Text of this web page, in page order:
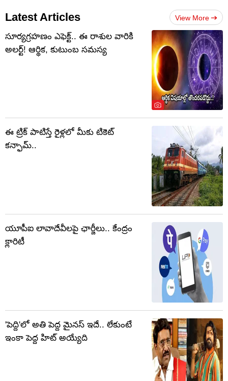
Latest Articles View More
సూర్యగ్రహణం ఎఫెక్ట్.. ఈ రాశుల వారికి
అలర్ట్! ఆర్థిక, కుటుంబ సమస్య
ఈ ట్రిక్ పాటిస్తే రైళ్లలో మీకు టికెట్
కన్ఫామ్..
యూపీఐ లావాదేవీలపై ఛార్జీలు.. కేంద్రం
క్లారిటీ
'పెద్ది'లో అతి పెద్ద మైనస్ ఇదే.. లేకుంటే
ఇంకా పెద్ద హిట్ అయ్యేది